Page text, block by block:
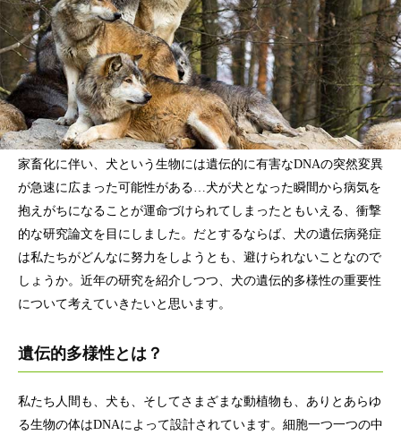
家畜化に伴い、犬という生物には遺伝的に有害なDNAの突然変異
が急速に広まった可能性がある…犬が犬となった瞬間から病気を
抱えがちになることが運命づけられてしまったともいえる、衝撃
的な研究論文を目にしました。だとするならば、犬の遺伝病発症
は私たちがどんなに努力をしようとも、避けられないことなので
しょうか。近年の研究を紹介しつつ、犬の遺伝的多様性の重要性
について考えていきたいと思います。
遺伝的多様性とは？
私たち人間も、犬も、そしてさまざまな動植物も、ありとあらゆ
る生物の体はDNAによって設計されています。細胞一つ一つの中